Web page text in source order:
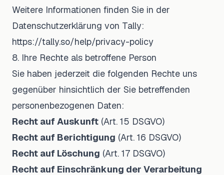
Weitere Informationen finden Sie in der
Datenschutzerklärung von Tally:
https://tally.so/help/privacy-policy
8. Ihre Rechte als betroffene Person
Sie haben jederzeit die folgenden Rechte uns
gegenüber hinsichtlich der Sie betreffenden
personenbezogenen Daten:
Recht auf Auskunft (Art. 15 DSGVO)
Recht auf Berichtigung (Art. 16 DSGVO)
Recht auf Löschung (Art. 17 DSGVO)
Recht auf Einschränkung der Verarbeitung